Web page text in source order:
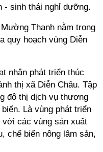
- sinh thái nghỉ dưỡng.
Thanh nằm trong
quy hoạch vùng Diễn
nhân phát triển thúc
thị xã Diễn Châu. Tập
đô thị dịch vụ thương
Là vùng phát triển
với các vùng sản xuất
chế biến nông lâm sản,